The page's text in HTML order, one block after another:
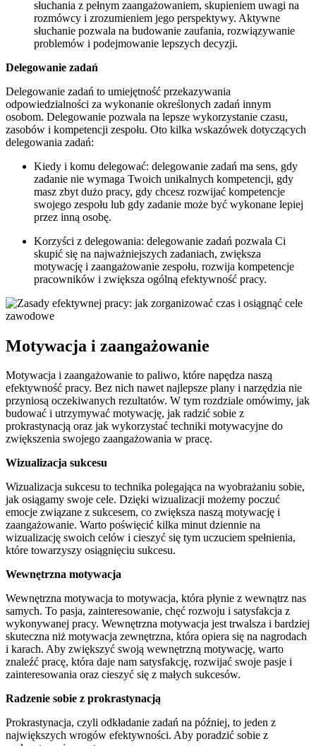
słuchania z pełnym zaangażowaniem, skupieniem uwagi na
rozmówcy i zrozumieniem jego perspektywy. Aktywne
słuchanie pozwala na budowanie zaufania, rozwiązywanie
problemów i podejmowanie lepszych decyzji.
Delegowanie zadań
Delegowanie zadań to umiejętność przekazywania
odpowiedzialności za wykonanie określonych zadań innym
osobom. Delegowanie pozwala na lepsze wykorzystanie czasu,
zasobów i kompetencji zespołu. Oto kilka wskazówek dotyczących
delegowania zadań:
Kiedy i komu delegować: delegowanie zadań ma sens, gdy
zadanie nie wymaga Twoich unikalnych kompetencji, gdy
masz zbyt dużo pracy, gdy chcesz rozwijać kompetencje
swojego zespołu lub gdy zadanie może być wykonane lepiej
przez inną osobę.
Korzyści z delegowania: delegowanie zadań pozwala Ci
skupić się na najważniejszych zadaniach, zwiększa
motywację i zaangażowanie zespołu, rozwija kompetencje
pracowników i zwiększa ogólną efektywność pracy.
Motywacja i zaangażowanie
Motywacja i zaangażowanie to paliwo, które napędza naszą
efektywność pracy. Bez nich nawet najlepsze plany i narzędzia nie
przyniosą oczekiwanych rezultatów. W tym rozdziale omówimy, jak
budować i utrzymywać motywację, jak radzić sobie z
prokrastynacją oraz jak wykorzystać techniki motywacyjne do
zwiększenia swojego zaangażowania w pracę.
Wizualizacja sukcesu
Wizualizacja sukcesu to technika polegająca na wyobrażaniu sobie,
jak osiągamy swoje cele. Dzięki wizualizacji możemy poczuć
emocje związane z sukcesem, co zwiększa naszą motywację i
zaangażowanie. Warto poświęcić kilka minut dziennie na
wizualizację swoich celów i cieszyć się tym uczuciem spełnienia,
które towarzyszy osiągnięciu sukcesu.
Wewnętrzna motywacja
Wewnętrzna motywacja to motywacja, która płynie z wewnątrz nas
samych. To pasja, zainteresowanie, chęć rozwoju i satysfakcja z
wykonywanej pracy. Wewnętrzna motywacja jest trwalsza i bardziej
skuteczna niż motywacja zewnętrzna, która opiera się na nagrodach
i karach. Aby zwiększyć swoją wewnętrzną motywację, warto
znaleźć pracę, która daje nam satysfakcję, rozwijać swoje pasje i
zainteresowania oraz cieszyć się z małych sukcesów.
Radzenie sobie z prokrastynacją
Prokrastynacja, czyli odkładanie zadań na później, to jeden z
największych wrogów efektywności. Aby poradzić sobie z